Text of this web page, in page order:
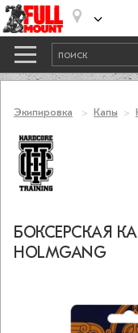
Экипировка Капы
БОКСЕРСКАЯ
HOLMGANG